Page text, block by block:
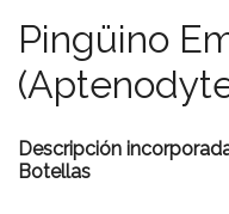
Pingüino
Descripción
Botellas